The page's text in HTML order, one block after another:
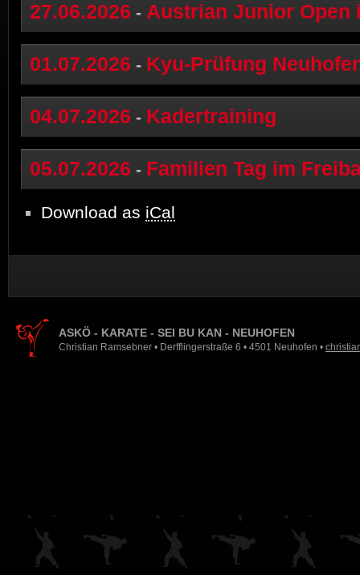
27.06.2026 - Austrian Junior Open
01.07.2026 - Kyu-Prüfung
04.07.2026 - Kadertraining
05.07.2026 - Familien Tag im
Download as iCal
ASKÖ - KARATE - SEI BU KAN - NEUHOFEN
Christian Ramsebner • Derfflingerstraße 6 • 4501 Neuhofen •